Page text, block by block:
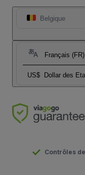
Belgique
Français (FR)
US$ Dollar des
Contrôles